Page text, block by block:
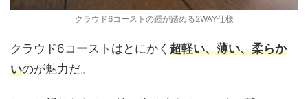
クラウド6コーストの踵が踏める2WAY仕様
クラウド6コーストはとにかく 超軽い、薄い、柔らか
いのが魅力だ。